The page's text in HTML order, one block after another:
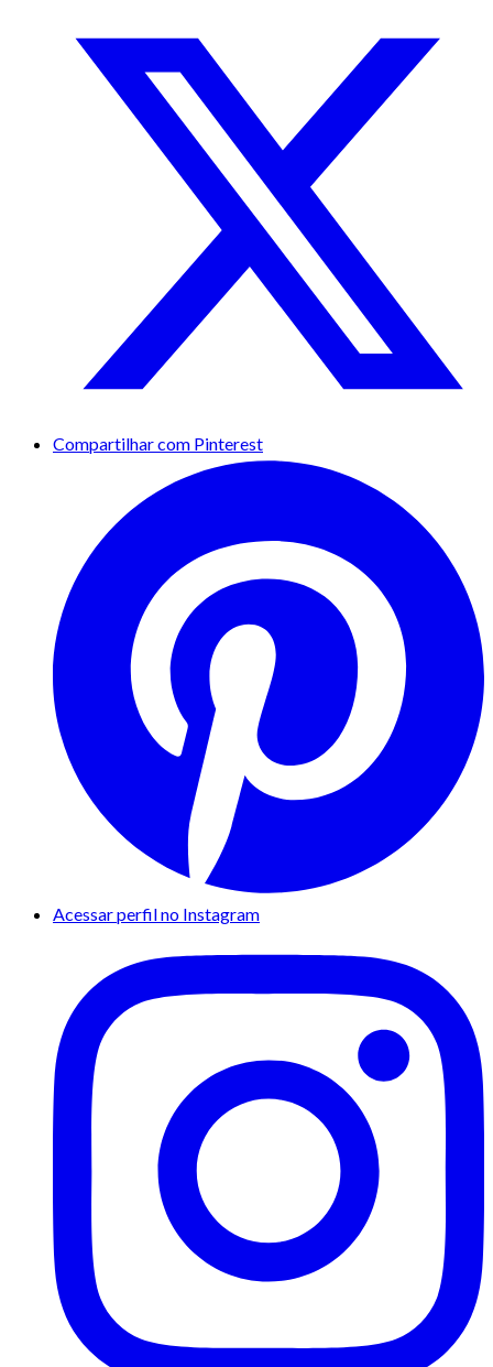
Compartilhar com Pinterest
Acessar perfil no Instagram